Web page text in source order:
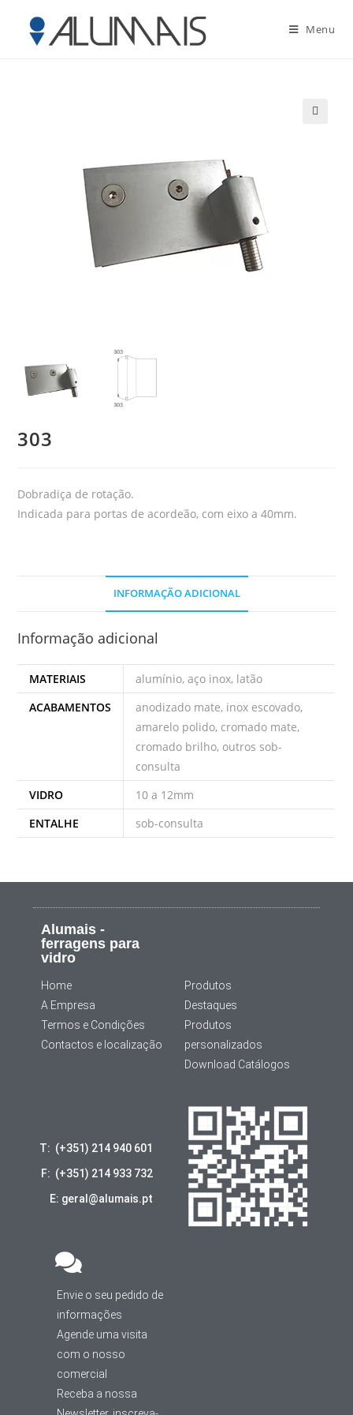
Menu
303
Dobradiça de rotação.
Indicada para portas de acordeão, com eixo a 40mm.
INFORMAÇÃO ADICIONAL
Informação adicional
MATERIAIS
alumínio, aço inox, latão
ACABAMENTOS
anodizado mate, inox escovado,
amarelo polido, cromado mate,
cromado brilho, outros sob-
consulta
VIDRO
10 a 12mm
ENTALHE
sob-consulta
Alumais -
ferragens para
vidro
Home
A Empresa
Termos e Condições
Contactos e localização
Produtos
Destaques
Produtos
personalizados
Download Catálogos
T: (+351) 214 940 601
F: (+351) 214 933 732
E: geral@alumais.pt
Envie o seu pedido de
informações
Agende uma visita
com o nosso
comercial
Receba a nossa